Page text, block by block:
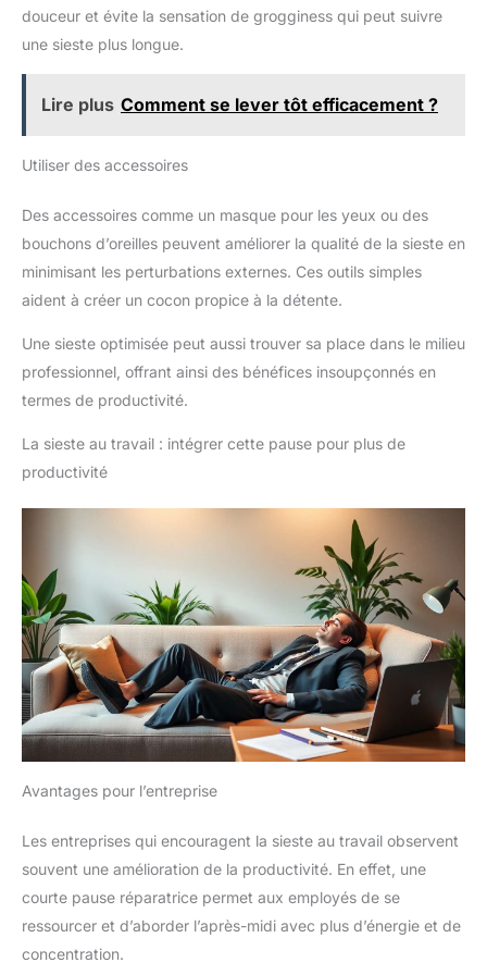
à installer, seulement 6 étapes,
pièces nécessaires et un
l'installation en seulement 15
minutes !
douceur et évite la sensation de grogginess qui peut suivre
une sieste plus longue.
Lire plus Comment se lever tôt efficacement ?
Utiliser des accessoires
Des accessoires comme un masque pour les yeux ou des
bouchons d’oreilles peuvent améliorer la qualité de la sieste en
minimisant les perturbations externes. Ces outils simples
aident à créer un cocon propice à la détente.
Une sieste optimisée peut aussi trouver sa place dans le milieu
professionnel, offrant ainsi des bénéfices insoupçonnés en
termes de productivité.
La sieste au travail : intégrer cette pause pour plus de
productivité
Avantages pour l’entreprise
Les entreprises qui encouragent la sieste au travail observent
souvent une amélioration de la productivité. En effet, une
courte pause réparatrice permet aux employés de se
ressourcer et d’aborder l’après-midi avec plus d’énergie et de
concentration.